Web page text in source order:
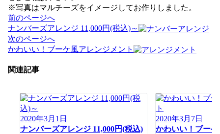
※写真はマルチーズをイメージしてお作りしました。
投
稿
ナ
ビ
ー
前のページへ
ナンバーズアレンジ 11,000円(税込)～
次のページへ
かわいい！ブーケ風アレンジメント
関連記事
2020年3月1日
ナンバーズアレンジ 11,000円(税込)
2020年3月7日
かわいい！ブー